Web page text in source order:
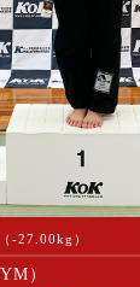
-27.00kg）
）